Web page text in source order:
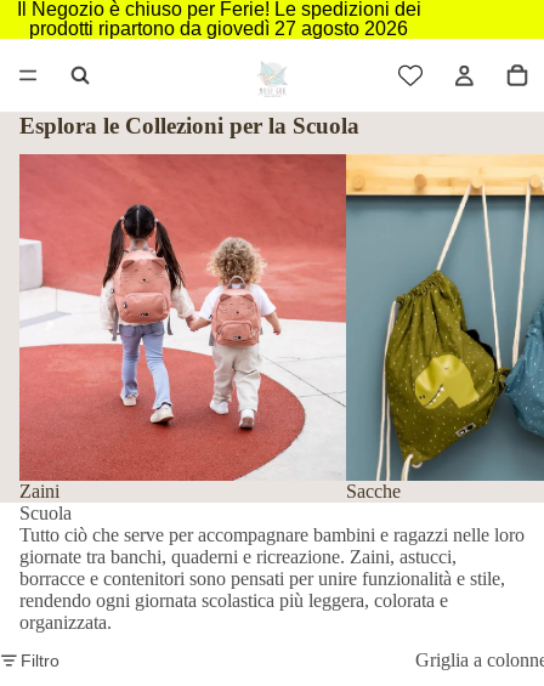
Il Negozio è chiuso per Ferie! Le spedizioni dei
prodotti ripartono da giovedì 27 agosto 2026
Esplora le Collezioni per la Scuola
Zaini
Sacche
Sacche
Scuola
Tutto ciò che serve per accompagnare bambini e ragazzi nelle loro
giornate tra banchi, quaderni e ricreazione. Zaini, astucci,
borracce e contenitori sono pensati per unire funzionalità e stile,
rendendo ogni giornata scolastica più leggera, colorata e
organizzata.
Filtro
Griglia a